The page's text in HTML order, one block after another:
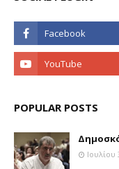
POPULAR POSTS
Ιουλίου